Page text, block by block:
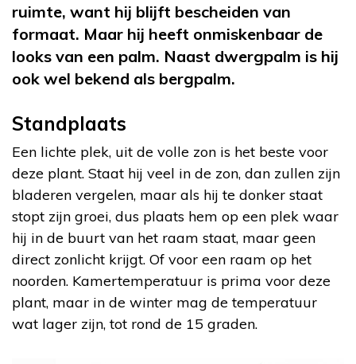
ruimte, want hij blijft bescheiden van
formaat. Maar hij heeft onmiskenbaar de
looks van een palm. Naast dwergpalm is hij
ook wel bekend als bergpalm.
Standplaats
Een lichte plek, uit de volle zon is het beste voor
deze plant. Staat hij veel in de zon, dan zullen zijn
bladeren vergelen, maar als hij te donker staat
stopt zijn groei, dus plaats hem op een plek waar
hij in de buurt van het raam staat, maar geen
direct zonlicht krijgt. Of voor een raam op het
noorden. Kamertemperatuur is prima voor deze
plant, maar in de winter mag de temperatuur
wat lager zijn, tot rond de 15 graden.